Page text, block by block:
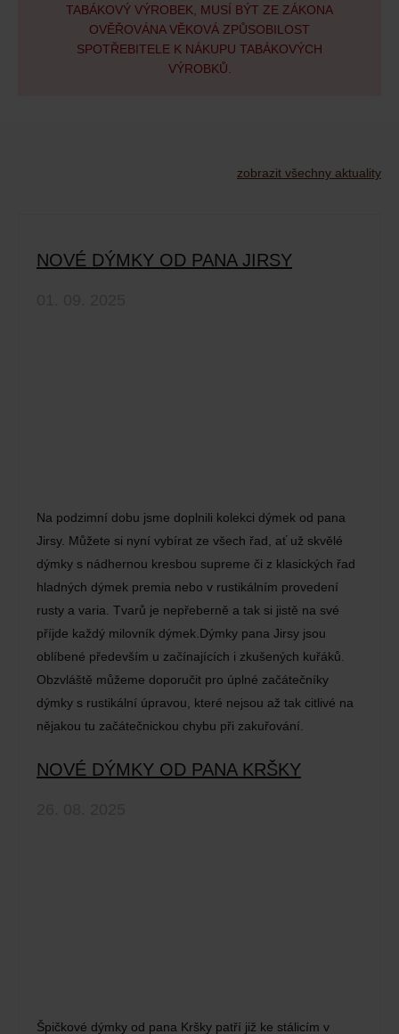
TABÁKOVÝ VÝROBEK, MUSÍ BÝT ZE ZÁKONA
OVĚŘOVÁNA VĚKOVÁ ZPŮSOBILOST
SPOTŘEBITELE K NÁKUPU TABÁKOVÝCH
VÝROBKŮ.
zobrazit všechny aktuality
NOVÉ DÝMKY OD PANA JIRSY
Na podzimní dobu jsme doplnili kolekci dýmek od pana
Jirsy. Můžete si nyní vybírat ze všech řad, ať už skvělé
dýmky s nádhernou kresbou supreme či z klasických řad
hladných dýmek premia nebo v rustikálním provedení
rusty a varia. Tvarů je nepřeberně a tak si jistě na své
příjde každý milovník dýmek.Dýmky pana Jirsy jsou
oblíbené především u začínajících i zkušených kuřáků.
Obzvláště můžeme doporučit pro úplné začátečníky
dýmky s rustikální úpravou, které nejsou až tak citlivé na
nějakou tu začátečnickou chybu při zakuřování.
NOVÉ DÝMKY OD PANA KRŠKY
Špičkové dýmky od pana Kršky patří již ke stálicím v